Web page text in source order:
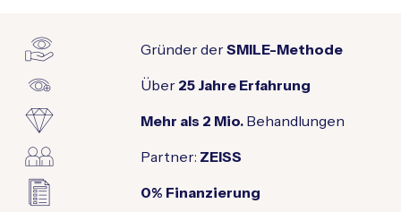
Gründer derSMILE-Methode
Über 25 Jahre Erfahrung
Mehr als 2 Mio. Behandlungen
Partner: ZEISS
0% Finanzierung